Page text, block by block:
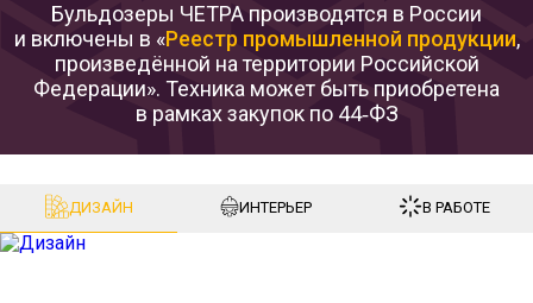
Бульдозеры ЧЕТРА производятся в России
и включены в «Реестр промышленной продукции,
произведённой на территории Российской
Федерации». Техника может быть приобретена
в рамках закупок по 44‑ФЗ
ДИЗАЙН ИНТЕРЬЕР В РАБОТЕ